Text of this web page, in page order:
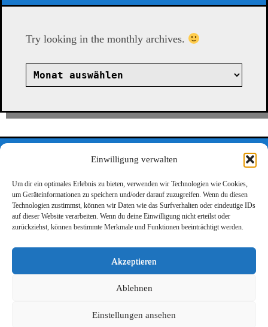
Einwilligung verwalten
Um dir ein optimales Erlebnis zu bieten, verwenden wir Technologien wie Cookies,
um Geräteinformationen zu speichern und/oder darauf zuzugreifen. Wenn du diesen
Technologien zustimmst, können wir Daten wie das Surfverhalten oder eindeutige IDs
auf dieser Website verarbeiten. Wenn du deine Einwilligung nicht erteilst oder
zurückziehst, können bestimmte Merkmale und Funktionen beeinträchtigt werden.
Akzeptieren
Ablehnen
Einstellungen ansehen
Try looking in the monthly archives.
Archiv
©2026 LinkMix
Datenschutz Impressum
LinkMix 1
LinkMix 2
Suchen
Powered byWordPress